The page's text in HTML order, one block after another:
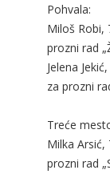
Pohvala:
Miloš Robi,
prozni rad
Jelena
za prozni
Treće
Milka Arsić,
prozni rad